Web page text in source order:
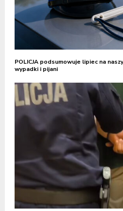
POLICJA podsumowuje lipiec na
wypadki i pijani